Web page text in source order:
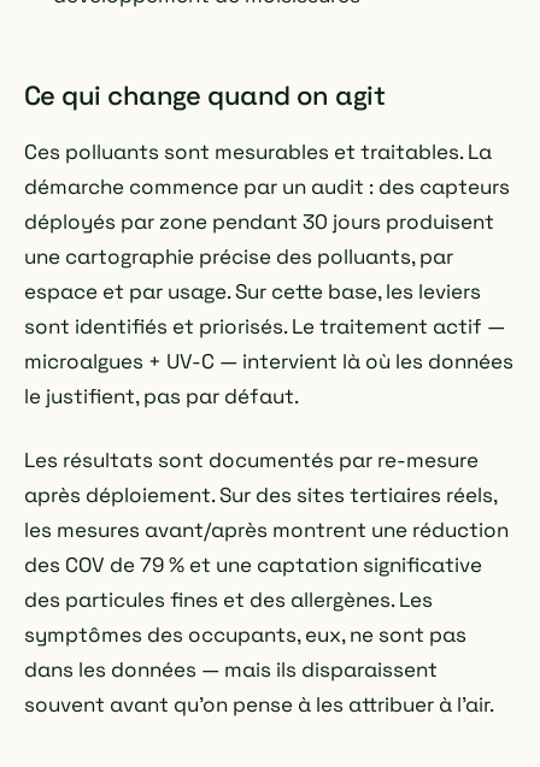
Ce qui change quand on agit
Ces polluants sont mesurables et traitables. La
démarche commence par un audit : des capteurs
déployés par zone pendant 30 jours produisent
une cartographie précise des polluants, par
espace et par usage. Sur cette base, les leviers
sont identifiés et priorisés. Le traitement actif —
microalgues + UV-C — intervient là où les données
le justifient, pas par défaut.
Les résultats sont documentés par re-mesure
après déploiement. Sur des sites tertiaires réels,
les mesures avant/après montrent une réduction
des COV de 79 % et une captation significative
des particules fines et des allergènes. Les
symptômes des occupants, eux, ne sont pas
dans les données — mais ils disparaissent
souvent avant qu'on pense à les attribuer à l'air.